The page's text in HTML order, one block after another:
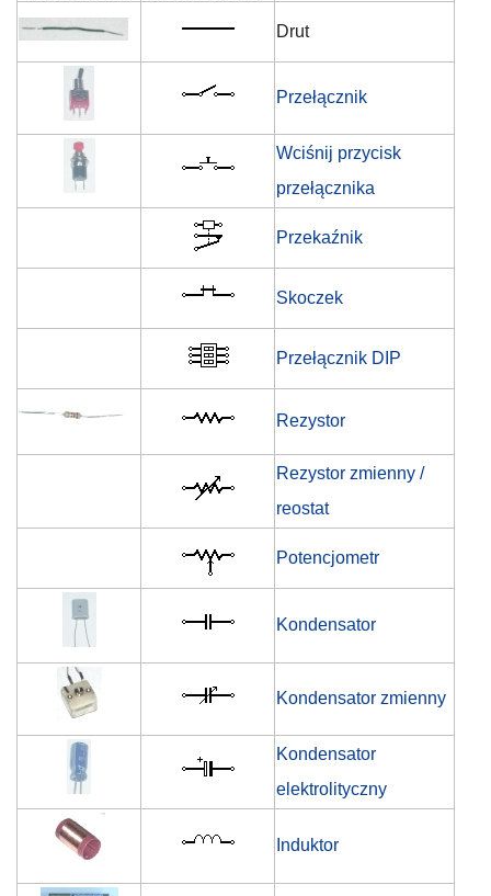
Drut
Przełącznik
Wciśnij przycisk
przełącznika
Przekaźnik
Skoczek
Przełącznik DIP
Rezystor
Rezystor zmienny /
reostat
Potencjometr
Kondensator
Kondensator zmienny
Kondensator
elektrolityczny
Induktor